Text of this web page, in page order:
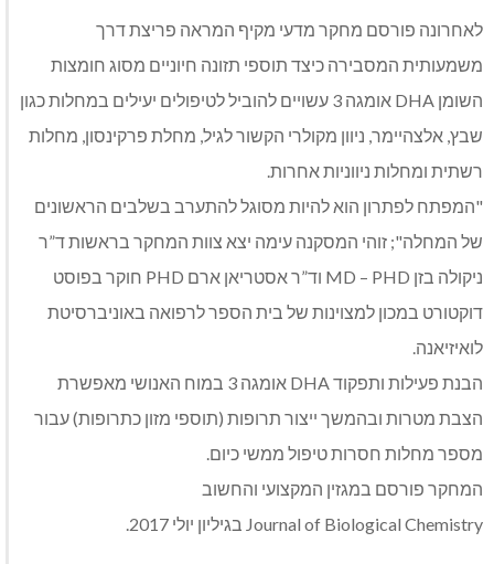
לאחרונה פורסם מחקר מדעי מקיף המראה פריצת דרך
משמעותית המסבירה כיצד תוספי תזונה חיוניים מסוג חומצות
השומן DHA אומגה 3 עשויים להוביל לטיפולים יעילים במחלות כגון
שבץ, אלצהיימר, ניוון מקולרי הקשור לגיל, מחלת פרקינסון, מחלות
רשתית ומחלות ניווניות אחרות.
"המפתח לפתרון הוא להיות מסוגל להתערב בשלבים הראשונים
של המחלה"; זוהי המסקנה עימה יצא צוות המחקר בראשות ד”ר
ניקולה בזן MD – PHD וד”ר אסטריאן ארם PHD חוקר בפוסט
דוקטורט במכון למצוינות של בית הספר לרפואה באוניברסיטת
לואיזיאנה.
הבנת פעילות ותפקוד DHA אומגה 3 במוח האנושי מאפשרת
הצבת מטרות ובהמשך ייצור תרופות (תוספי מזון כתרופות) עבור
מספר מחלות חסרות טיפול ממשי כיום.
המחקר פורסם במגזין המקצועי והחשוב
Journal of Biological Chemistry בגיליון יולי 2017.